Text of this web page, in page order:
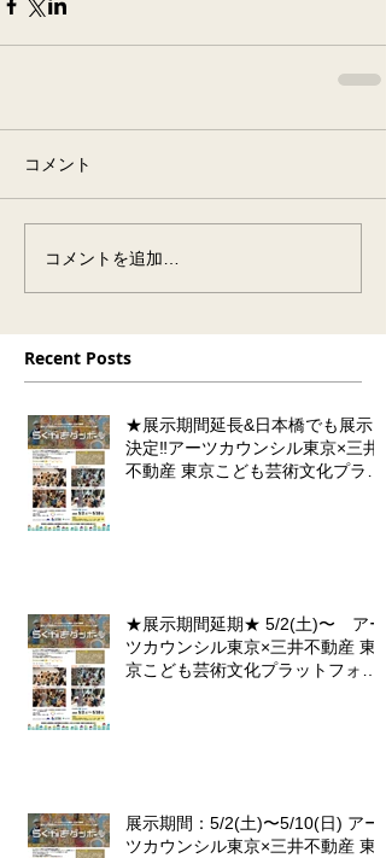
コメント
コメントを追加…
Recent Posts
★展示期間延長&日本橋でも展示
決定‼️アーツカウンシル東京×三井
不動産 東京こども芸術文化プラッ
★展示期間延期★ 5/2(土)〜 アー
ツカウンシル東京×三井不動産 東
京こども芸術文化プラットフォー
展示期間：5/2(土)〜5/10(日) アー
ツカウンシル東京×三井不動産 東